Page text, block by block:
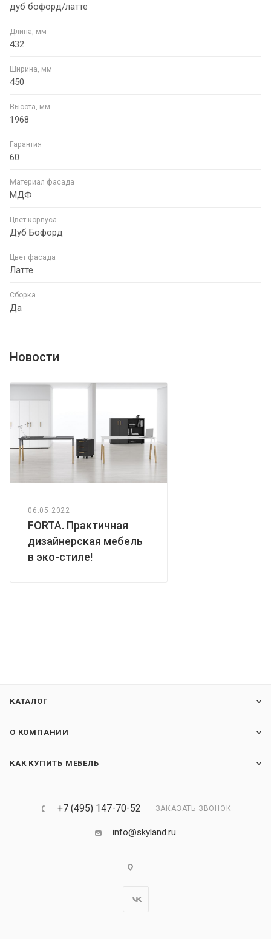
дуб бофорд/латте
Длина, мм
432
Ширина, мм
450
Высота, мм
1968
Гарантия
60
Материал фасада
МДФ
Цвет корпуса
Дуб Бофорд
Цвет фасада
Латте
Сборка
Да
Новости
06.05.2022
FORTA. Практичная
дизайнерская мебель
в эко-стиле!
КАТАЛОГ
О КОМПАНИИ
КАК КУПИТЬ МЕБЕЛЬ
+7 (495) 147-70-52 ЗАКАЗАТЬ ЗВОНОК
info@skyland.ru